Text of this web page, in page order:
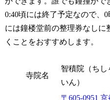
0:40頃には終了予定なので、
には鐘楼堂前の整理券なしに
くことをおすすめします。
寺院名
智積院（ちし
いん）
〒605-0951